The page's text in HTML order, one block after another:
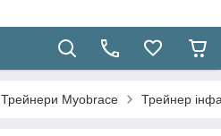
Трейнери Myobrace Трейнер